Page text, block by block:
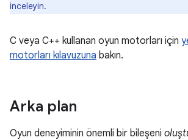
inceleyin.
C veya C++ kullanan oyun motorları için
motorları kılavuzuna bakın.
Arka plan
Oyun deneyiminin önemli bir bileşeni